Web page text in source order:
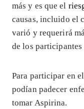
más y es que el
causas, incluido el
varió y requerirá
de los participantes
Para participar en
podían padecer
tomar Aspirina.